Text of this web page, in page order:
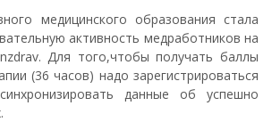
медицинского образования стала
активность медработников на
Для того,чтобы получать баллы
(36 часов) надо зарегистрироваться
данные об успешно